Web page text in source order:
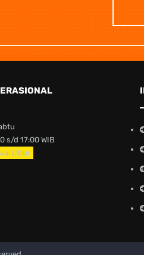
s/d 17:00 WIB
Libur